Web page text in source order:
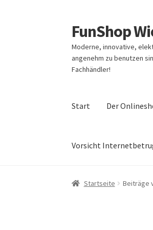
Zur
Navigation
springen
Zum
Inhalt
springen
FunShop
Moderne, innovative,
angenehm zu benutzen
Fachhändler!
Start Der
Vorsicht
Startseite Beiträge